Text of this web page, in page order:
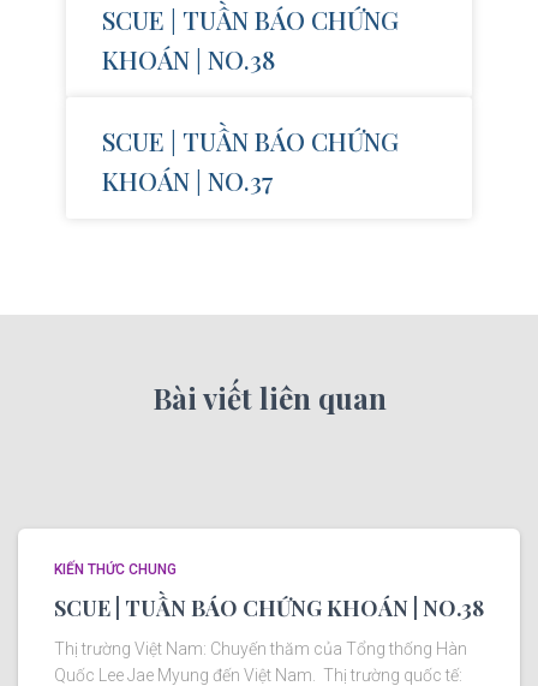
SCUE | TUẦN BÁO CHỨNG
KHOÁN | NO.38
SCUE | TUẦN BÁO CHỨNG
KHOÁN | NO.37
Bài viết liên quan
KIẾN THỨC CHUNG
SCUE | TUẦN BÁO CHỨNG KHOÁN | NO.38
Thị trường Việt Nam: Chuyến thăm của Tổng thống Hàn
Quốc Lee Jae Myung đến Việt Nam. Thị trường quốc tế: